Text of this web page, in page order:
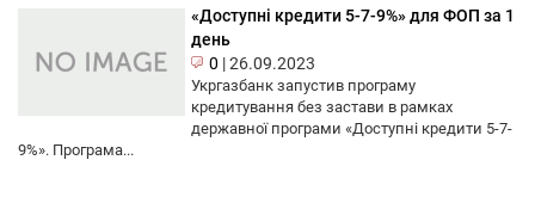
«Доступні кредити 5-7-9%» для ФОП за 1
день
0 |26.09.2023
Укргазбанк запустив програму
кредитування без застави в рамках
державної програми «Доступні кредити 5-7-
9%». Програма...